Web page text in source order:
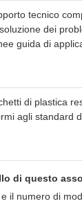
tecnico
dei
guida di
di plastica
agli
di questo
il numero di